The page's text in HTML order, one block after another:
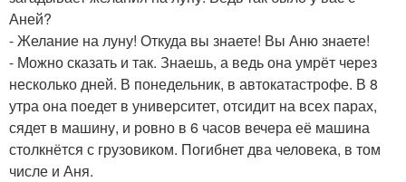
Аней?
- Желание на луну! Откуда вы знаете! Вы Аню знаете!
- Можно сказать и так. Знаешь, а ведь она умрёт через
несколько дней. В понедельник, в автокатастрофе. В 8
утра она поедет в университет, отсидит на всех парах,
сядет в машину, и ровно в 6 часов вечера её машина
столкнётся с грузовиком. Погибнет два человека, в том
числе и Аня.